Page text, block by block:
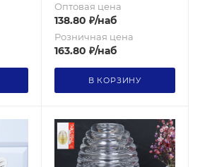
Оптовая цена
138.80 ₽/наб
Розничная цена
163.80 ₽/наб
В КОРЗИНУ